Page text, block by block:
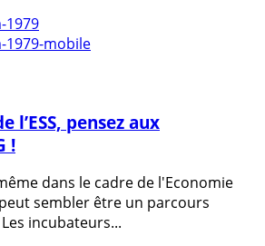
l’ESS, pensez aux
!
dans le cadre de l'Economie
sembler être un parcours
incubateurs...